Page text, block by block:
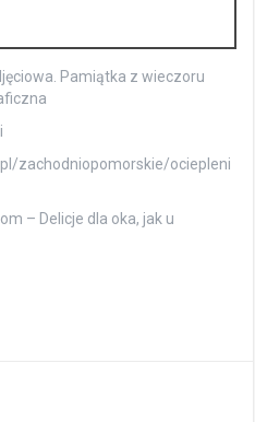
Pamiątka z wieczoru
zachodniopomorskie/ociepleni
– Delicje dla oka, jak u